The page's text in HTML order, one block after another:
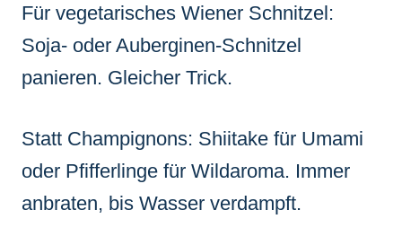
Für vegetarisches Wiener Schnitzel:
Soja- oder Auberginen-Schnitzel
panieren. Gleicher Trick.
Statt Champignons: Shiitake für Umami
oder Pfifferlinge für Wildaroma. Immer
anbraten, bis Wasser verdampft.